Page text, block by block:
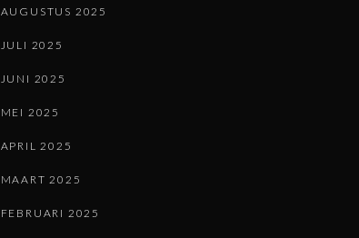
AUGUSTUS 2025
JULI 2025
JUNI 2025
MEI 2025
APRIL 2025
MAART 2025
FEBRUARI 2025